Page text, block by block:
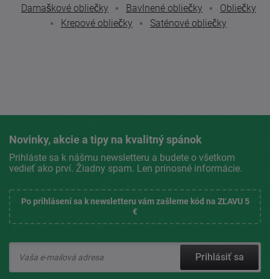
Damaškové obliečky
Bavlnené obliečky
Obliečky
Krepové obliečky
Saténové obliečky
Novinky, akcie a tipy na kvalitný spánok
Prihláste sa k nášmu newsletteru a budete o všetkom
vedieť ako prví. Žiadny spam. Len prínosné informácie.
Po prihlásení sa k newsletteru vám zašleme kód na ZĽAVU 5
€
Prihlásiť sa